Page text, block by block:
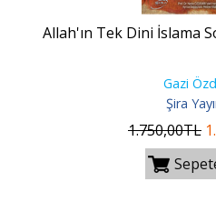
Allah'ın Tek Dini İslama
Gazi
Şira
1.750,00TL